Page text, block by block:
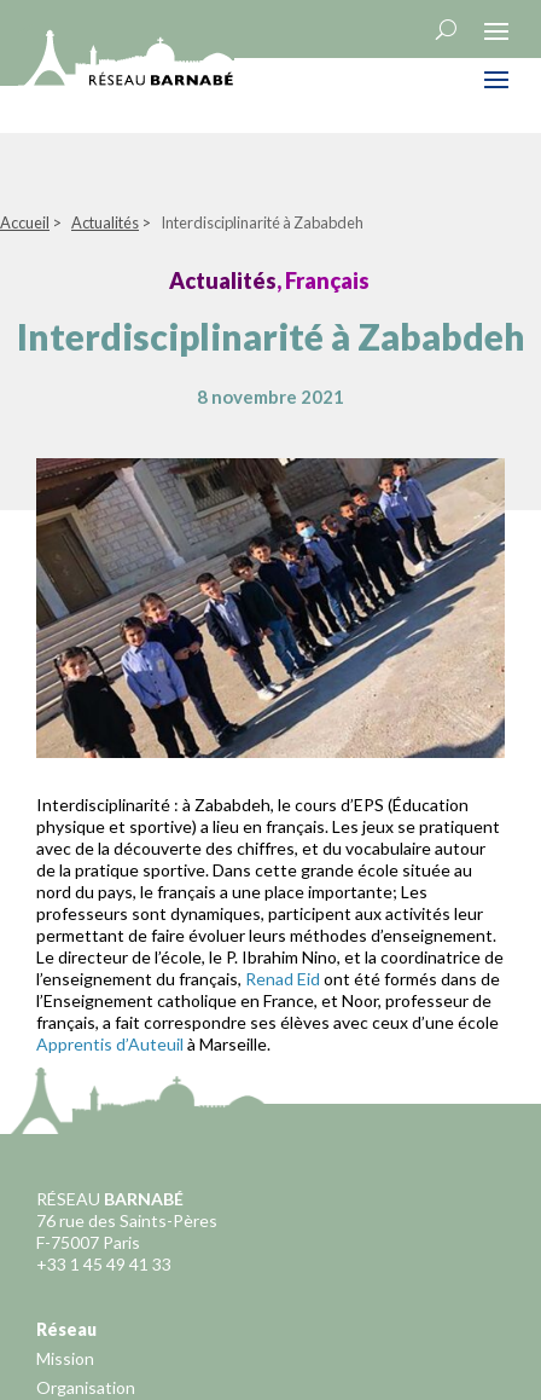
Accueil > Actualités > Interdisciplinarité à Zababdeh
Actualités, Français
Interdisciplinarité à Zababdeh
8 novembre 2021
Interdisciplinarité : à Zababdeh, le cours d’EPS (Éducation
physique et sportive) a lieu en français. Les jeux se pratiquent
avec de la découverte des chiffres, et du vocabulaire autour
de la pratique sportive. Dans cette grande école située au
nord du pays, le français a une place importante; Les
professeurs sont dynamiques, participent aux activités leur
permettant de faire évoluer leurs méthodes d’enseignement.
Le directeur de l’école, le P. Ibrahim Nino, et la coordinatrice de
l’enseignement du français, Renad Eid ont été formés dans de
l’Enseignement catholique en France, et Noor, professeur de
français, a fait correspondre ses élèves avec ceux d’une école
Apprentis d’Auteuil à Marseille.
RÉSEAU BARNABÉ
76 rue des Saints-Pères
F-75007 Paris
+33 1 45 49 41 33
Réseau
Mission
Organisation